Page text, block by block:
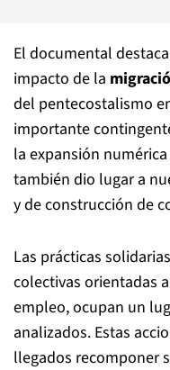
El documental
impacto de la
del pentecostalismo
importante
la expansión
también dio lugar a
y de construcción de
Las prácticas
colectivas orientadas
empleo, ocupan un
analizados. Estas
llegados recomponer